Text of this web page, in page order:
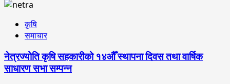
कृषि
समाचार
नेत्रज्योति कृषि सहकारीको १४औँ स्थापना दिवस तथा वार्षिक
साधारण सभा सम्पन्न